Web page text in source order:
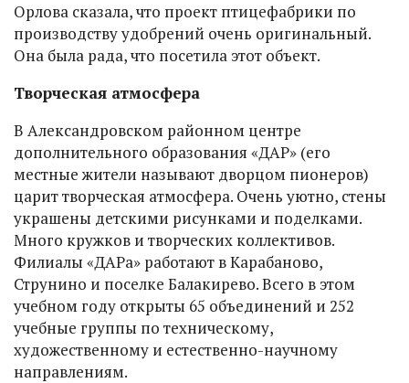
Орлова сказала, что проект птицефабрики по
производству удобрений очень оригинальный.
Она была рада, что посетила этот объект.
Творческая атмосфера
В Александровском районном центре
дополнительного образования «ДАР» (его
местные жители называют дворцом пионеров)
царит творческая атмосфера. Очень уютно, стены
украшены детскими рисунками и поделками.
Много кружков и творческих коллективов.
Филиалы «ДАРа» работают в Карабаново,
Струнино и поселке Балакирево. Всего в этом
учебном году открыты 65 объединений и 252
учебные группы по техническому,
художественному и естественно-научному
направлениям.